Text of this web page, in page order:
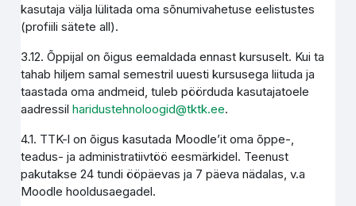
kasutaja välja lülitada oma sõnumivahetuse eelistustes
(profiili sätete all).
3.12. Õppijal on õigus eemaldada ennast kursuselt. Kui ta
tahab hiljem samal semestril uuesti kursusega liituda ja
taastada oma andmeid, tuleb pöörduda kasutajatoele
aadressilharidustehnoloogid@tktk.ee.
4.1. TTK-l on õigus kasutada Moodle’it oma õppe-,
teadus- ja administratiivtöö eesmärkidel. Teenust
pakutakse 24 tundi ööpäevas ja 7 päeva nädalas, v.a
Moodle hooldusaegadel.